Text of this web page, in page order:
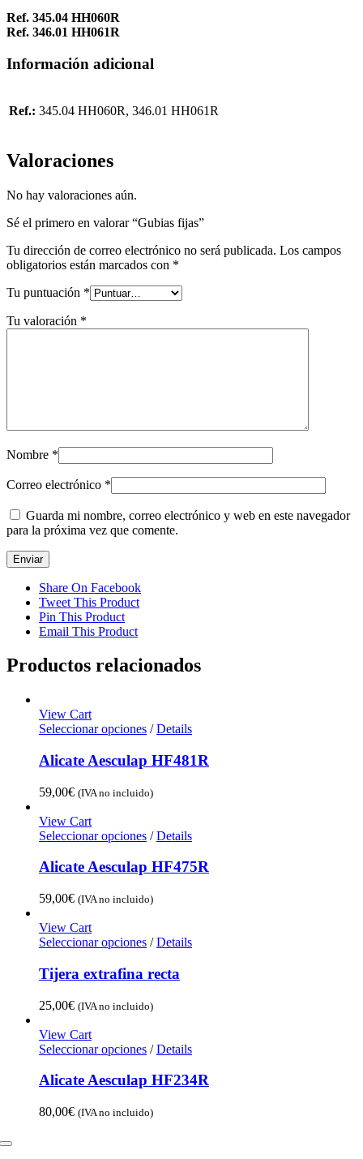
Ref. 345.04 HH060R
Ref. 346.01 HH061R
Información adicional
Ref.: 345.04 HH060R, 346.01 HH061R
Valoraciones
No hay valoraciones aún.
Sé el primero en valorar “Gubias fijas”
Tu dirección de correo electrónico no será publicada. Los campos
obligatorios están marcados con *
Tu puntuación *
Tu valoración *
Nombre *
Correo electrónico *
Guarda mi nombre, correo electrónico y web en este navegador
para la próxima vez que comente.
Share On Facebook
Tweet This Product
Pin This Product
Email This Product
Productos relacionados
View Cart
Seleccionar opciones / Details
Alicate Aesculap HF481R
59,00€ (IVA no incluido)
View Cart
Seleccionar opciones / Details
Alicate Aesculap HF475R
59,00€ (IVA no incluido)
View Cart
Seleccionar opciones / Details
Tijera extrafina recta
25,00€ (IVA no incluido)
View Cart
Seleccionar opciones / Details
Alicate Aesculap HF234R
80,00€ (IVA no incluido)
Toggle